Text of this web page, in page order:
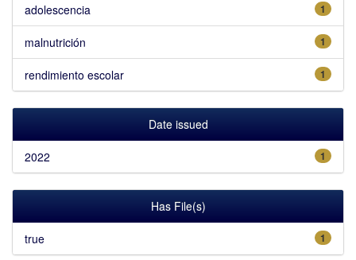
1
adolescencia
1
malnutrición
1
rendimiento escolar
Date issued
1
2022
Has File(s)
1
true